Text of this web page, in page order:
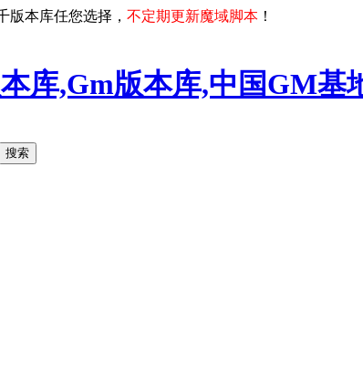
版本库任您选择， 不定期更新魔域脚本 ！
库,Gm版本库,中国GM基
搜索